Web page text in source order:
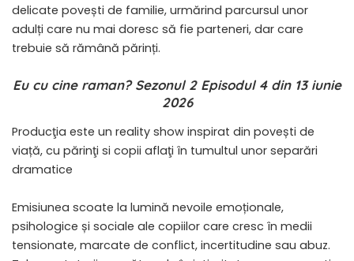
delicate povești de familie, urmărind parcursul unor
adulți care nu mai doresc să fie parteneri, dar care
trebuie să rămână părinți.
Eu cu cine raman? Sezonul 2 Episodul 4 din 13 iunie
2026
Producţia este un reality show inspirat din povești de
viață, cu părinţi si copii aflaţi în tumultul unor separări
dramatice
Emisiunea scoate la lumină nevoile emoționale,
psihologice și sociale ale copiilor care cresc în medii
tensionate, marcate de conflict, incertitudine sau abuz.